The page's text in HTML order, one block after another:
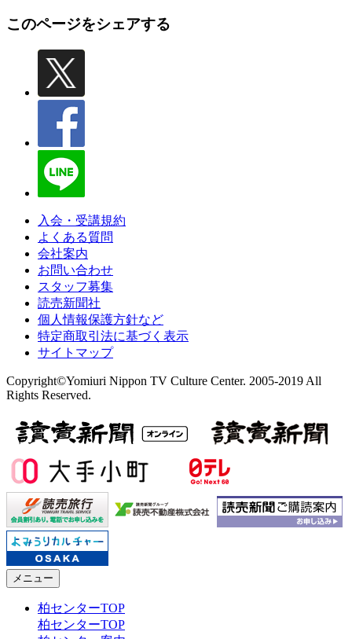
このページをシェアする
入会・受講規約
よくある質問
会社案内
お問い合わせ
スタッフ募集
読売新聞社
個人情報保護方針など
特定商取引法に基づく表示
サイトマップ
Copyright©Yomiuri Nippon TV Culture Center. 2005-2019 All
Rights Reserved.
メニュー
柏センターTOP
柏センターTOP